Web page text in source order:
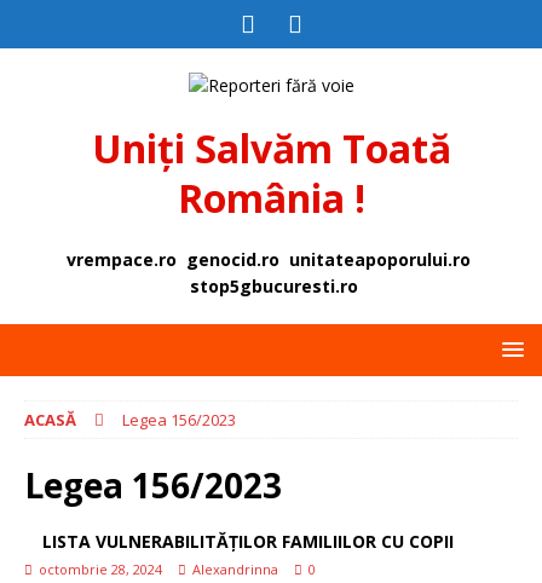
Uniți Salvăm Toată
România !
vrempace.ro genocid.ro unitateapoporului.ro
stop5gbucuresti.ro
ACASĂ Legea 156/2023
Legea 156/2023
LISTA VULNERABILITĂȚILOR FAMILIILOR CU COPII
octombrie 28, 2024 Alexandrinna 0